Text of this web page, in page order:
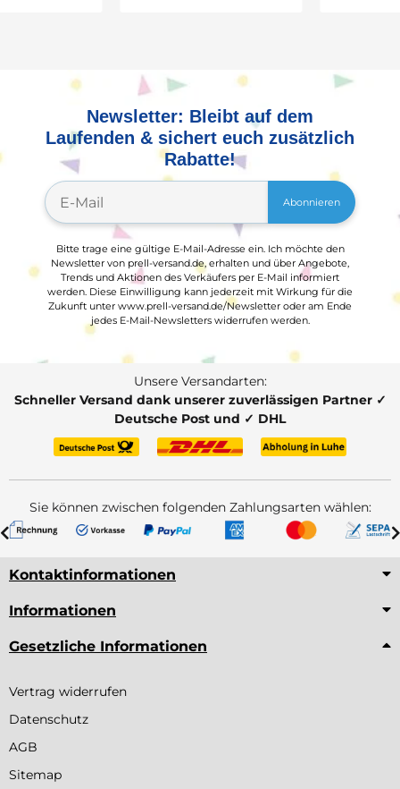
Newsletter: Bleibt auf dem
Laufenden & sichert euch zusätzlich
Rabatte!
Abonnieren
Bitte trage eine gültige E-Mail-Adresse ein. Ich möchte den
Newsletter von prell-versand.de, erhalten und über Angebote,
Trends und Aktionen des Verkäufers per E-Mail informiert
werden. Diese Einwilligung kann jederzeit mit Wirkung für die
Zukunft unter www.prell-versand.de/Newsletter oder am Ende
jedes E-Mail-Newsletters widerrufen werden.
Unsere Versandarten:
Schneller Versand dank unserer zuverlässigen Partner ✓
Deutsche Post und ✓ DHL
Sie können zwischen folgenden Zahlungsarten wählen:
Kontaktinformationen
Informationen
Gesetzliche Informationen
Vertrag widerrufen
Datenschutz
AGB
Sitemap